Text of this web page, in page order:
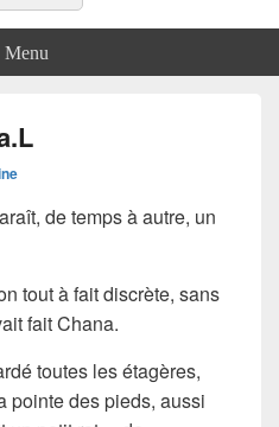
Menu
de temps à autre, un
tout à fait discrète, sans
fait Chana.
toutes les étagères,
des pieds, aussi